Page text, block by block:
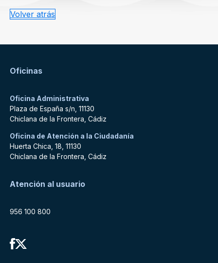
Volver atrás
Oficinas
Oficina Administrativa
Plaza de España s/n, 11130
Chiclana de la Frontera, Cádiz
Oficina de Atención a la Ciudadanía
Huerta Chica, 18, 11130
Chiclana de la Frontera, Cádiz
Atención al usuario
956 100 800